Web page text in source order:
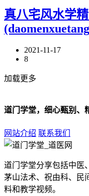
真八宅风水学
2021-11-17
8
加载更多
道门学堂，细心甄别、
网站介绍 联系我们
道门学堂分享包括中医
茅山法术、祝由科、民
料和教学视频。